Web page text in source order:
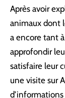
Après avoir
animaux dont
a encore tant
approfondir
satisfaire leur
une visite sur
d’informations